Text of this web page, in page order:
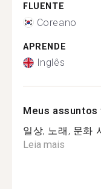
FLUENTE
Coreano
APRENDE
Inglês
Meus
일상, 노래, 문화
Leia mais